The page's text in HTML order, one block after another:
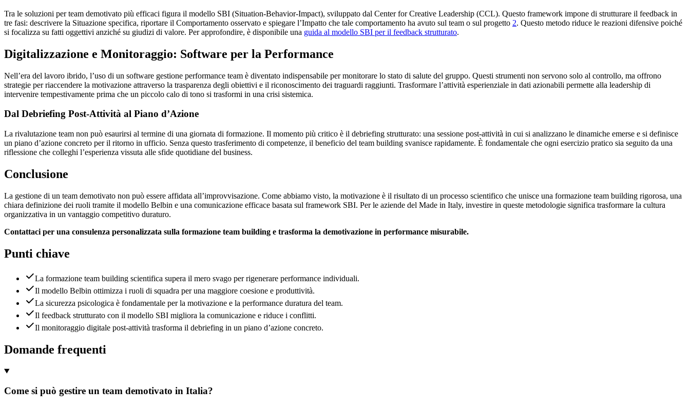
Tra le soluzioni per team demotivato più efficaci figura il modello SBI (Situation-Behavior-Impact), sviluppato dal Center for Creative Leadership (CCL). Questo framework impone di strutturare il feedback in
tre fasi: descrivere la Situazione specifica, riportare il Comportamento osservato e spiegare l’Impatto che tale comportamento ha avuto sul team o sul progetto 2. Questo metodo riduce le reazioni difensive poiché
si focalizza su fatti oggettivi anziché su giudizi di valore. Per approfondire, è disponibile una guida al modello SBI per il feedback strutturato.
Digitalizzazione e Monitoraggio: Software per la Performance
Nell’era del lavoro ibrido, l’uso di un software gestione performance team è diventato indispensabile per monitorare lo stato di salute del gruppo. Questi strumenti non servono solo al controllo, ma offrono
strategie per riaccendere la motivazione attraverso la trasparenza degli obiettivi e il riconoscimento dei traguardi raggiunti. Trasformare l’attività esperienziale in dati azionabili permette alla leadership di
intervenire tempestivamente prima che un piccolo calo di tono si trasformi in una crisi sistemica.
Dal Debriefing Post-Attività al Piano d’Azione
La rivalutazione team non può esaurirsi al termine di una giornata di formazione. Il momento più critico è il debriefing strutturato: una sessione post-attività in cui si analizzano le dinamiche emerse e si definisce
un piano d’azione concreto per il ritorno in ufficio. Senza questo trasferimento di competenze, il beneficio del team building svanisce rapidamente. È fondamentale che ogni esercizio pratico sia seguito da una
riflessione che colleghi l’esperienza vissuta alle sfide quotidiane del business.
Conclusione
La gestione di un team demotivato non può essere affidata all’improvvisazione. Come abbiamo visto, la motivazione è il risultato di un processo scientifico che unisce una formazione team building rigorosa, una
chiara definizione dei ruoli tramite il modello Belbin e una comunicazione efficace basata sul framework SBI. Per le aziende del Made in Italy, investire in queste metodologie significa trasformare la cultura
organizzativa in un vantaggio competitivo duraturo.
Contattaci per una consulenza personalizzata sulla formazione team building e trasforma la demotivazione in performance misurabile.
Punti chiave
La formazione team building scientifica supera il mero svago per rigenerare performance individuali.
Il modello Belbin ottimizza i ruoli di squadra per una maggiore coesione e produttività.
La sicurezza psicologica è fondamentale per la motivazione e la performance duratura del team.
Il feedback strutturato con il modello SBI migliora la comunicazione e riduce i conflitti.
Il monitoraggio digitale post-attività trasforma il debriefing in un piano d’azione concreto.
Domande frequenti
Come si può gestire un team demotivato in Italia?